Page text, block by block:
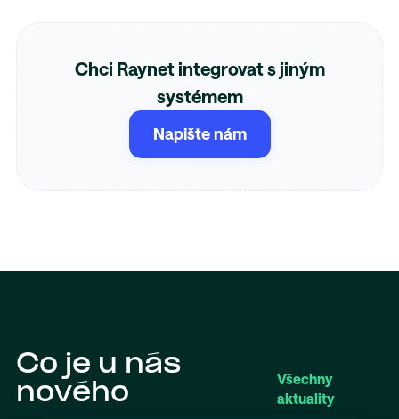
Chci Raynet integrovat s jiným
systémem
Napište nám
Co je u nás
nového
Všechny
aktuality